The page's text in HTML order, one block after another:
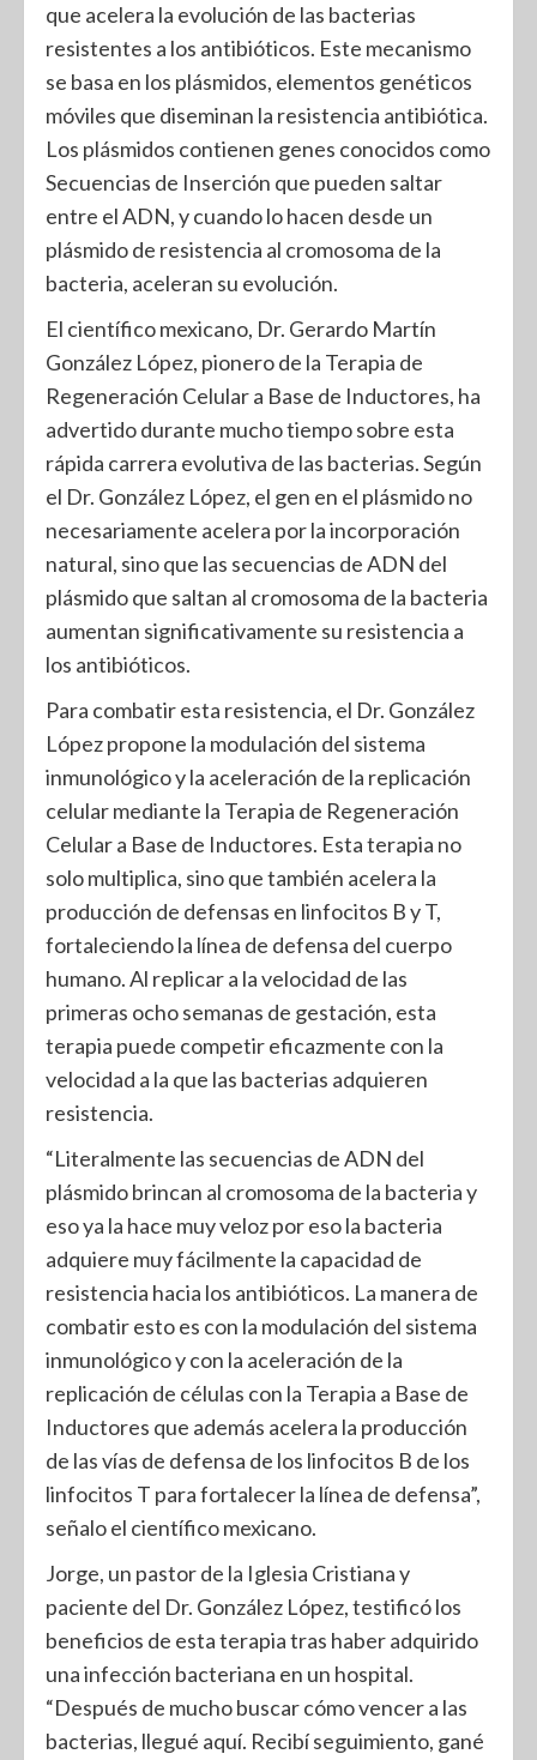
que acelera la evolución de las bacterias
resistentes a los antibióticos. Este mecanismo
se basa en los plásmidos, elementos genéticos
móviles que diseminan la resistencia antibiótica.
Los plásmidos contienen genes conocidos como
Secuencias de Inserción que pueden saltar
entre el ADN, y cuando lo hacen desde un
plásmido de resistencia al cromosoma de la
bacteria, aceleran su evolución.
El científico mexicano, Dr. Gerardo Martín
González López, pionero de la Terapia de
Regeneración Celular a Base de Inductores, ha
advertido durante mucho tiempo sobre esta
rápida carrera evolutiva de las bacterias. Según
el Dr. González López, el gen en el plásmido no
necesariamente acelera por la incorporación
natural, sino que las secuencias de ADN del
plásmido que saltan al cromosoma de la bacteria
aumentan significativamente su resistencia a
los antibióticos.
Para combatir esta resistencia, el Dr. González
López propone la modulación del sistema
inmunológico y la aceleración de la replicación
celular mediante la Terapia de Regeneración
Celular a Base de Inductores. Esta terapia no
solo multiplica, sino que también acelera la
producción de defensas en linfocitos B y T,
fortaleciendo la línea de defensa del cuerpo
humano. Al replicar a la velocidad de las
primeras ocho semanas de gestación, esta
terapia puede competir eficazmente con la
velocidad a la que las bacterias adquieren
resistencia.
“Literalmente las secuencias de ADN del
plásmido brincan al cromosoma de la bacteria y
eso ya la hace muy veloz por eso la bacteria
adquiere muy fácilmente la capacidad de
resistencia hacia los antibióticos. La manera de
combatir esto es con la modulación del sistema
inmunológico y con la aceleración de la
replicación de células con la Terapia a Base de
Inductores que además acelera la producción
de las vías de defensa de los linfocitos B de los
linfocitos T para fortalecer la línea de defensa”,
señalo el científico mexicano.
Jorge, un pastor de la Iglesia Cristiana y
paciente del Dr. González López, testificó los
beneficios de esta terapia tras haber adquirido
una infección bacteriana en un hospital.
“Después de mucho buscar cómo vencer a las
bacterias, llegué aquí. Recibí seguimiento, gané